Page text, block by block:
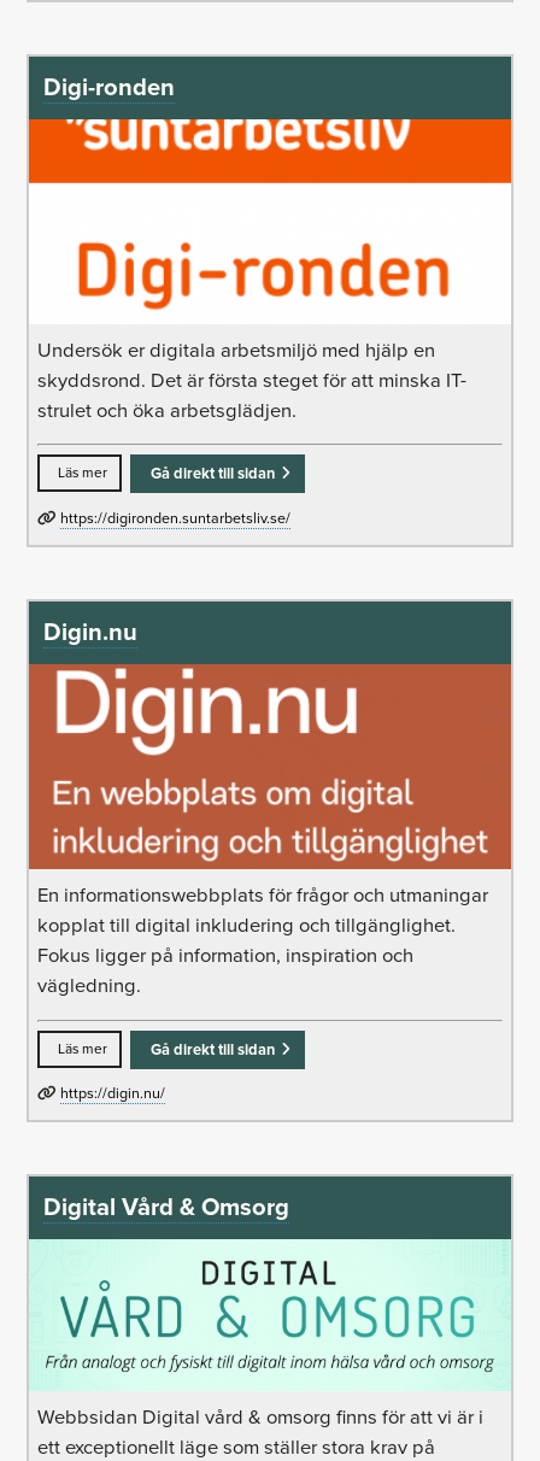
Digi-ronden
Undersök er digitala arbetsmiljö med hjälp en
skyddsrond. Det är första steget för att minska IT-
strulet och öka arbetsglädjen.
Läs mer Gå direkt till sidan
https://digironden.suntarbetsliv.se/
Digin.nu
En informations­webbplats för frågor och utmaningar
kopplat till digital inkludering och tillgänglighet.
Fokus ligger på information, inspiration och
vägledning.
Läs mer Gå direkt till sidan
https://digin.nu/
Digital Vård & Omsorg
Webbsidan Digital vård & omsorg finns för att vi är i
ett exceptionellt läge som ställer stora krav på